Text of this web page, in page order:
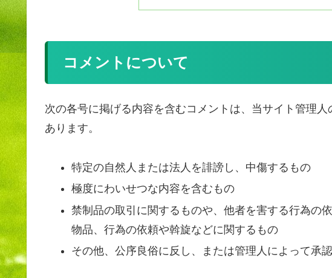
コメントについて
次の各号に掲げる内容を含むコメントは、当サイト管理
あります。
特定の自然人または法人を誹謗し、中傷するもの
極度にわいせつな内容を含むもの
禁制品の取引に関するものや、他者を害する行為の
物品、行為の依頼や斡旋などに関するもの
その他、公序良俗に反し、または管理人によって承